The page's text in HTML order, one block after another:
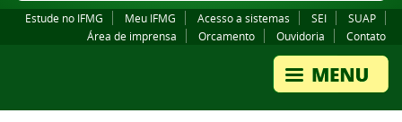
Estude no IFMG Meu IFMG Acesso a sistemas SEI
SUAP
Área de imprensa
Orcamento Ouvidoria Contato